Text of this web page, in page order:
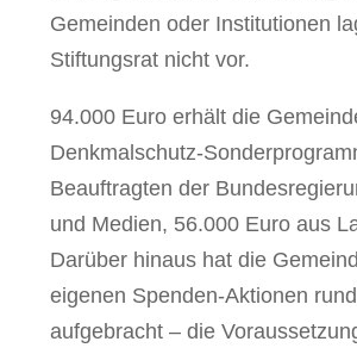
Gemeinden oder Institutionen
Stiftungsrat nicht vor.
94.000 Euro erhält die
Denkmalschutz-
Beauftragten der
und Medien, 56.000 Euro aus
Darüber hinaus hat die
eigenen Spenden-Aktionen
aufgebracht – die